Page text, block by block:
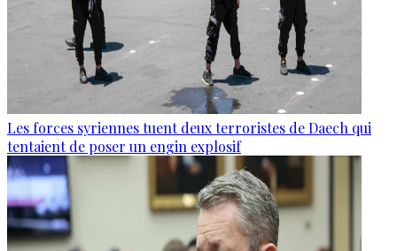
Les forces syriennes tuent deux terroristes de Daech qui
tentaient de poser un engin explosif